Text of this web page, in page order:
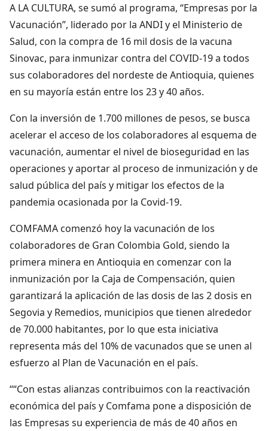
A LA CULTURA, se sumó al programa, “Empresas por la
Vacunación”, liderado por la ANDI y el Ministerio de
Salud, con la compra de 16 mil dosis de la vacuna
Sinovac, para inmunizar contra del COVID-19 a todos
sus colaboradores del nordeste de Antioquia, quienes
en su mayoría están entre los 23 y 40 años.
Con la inversión de 1.700 millones de pesos, se busca
acelerar el acceso de los colaboradores al esquema de
vacunación, aumentar el nivel de bioseguridad en las
operaciones y aportar al proceso de inmunización y de
salud pública del país y mitigar los efectos de la
pandemia ocasionada por la Covid-19.
COMFAMA comenzó hoy la vacunación de los
colaboradores de Gran Colombia Gold, siendo la
primera minera en Antioquia en comenzar con la
inmunización por la Caja de Compensación, quien
garantizará la aplicación de las dosis de las 2 dosis en
Segovia y Remedios, municipios que tienen alrededor
de 70.000 habitantes, por lo que esta iniciativa
representa más del 10% de vacunados que se unen al
esfuerzo al Plan de Vacunación en el país.
““Con estas alianzas contribuimos con la reactivación
económica del país y Comfama pone a disposición de
las Empresas su experiencia de más de 40 años en